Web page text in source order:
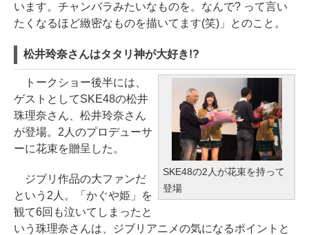
います。チャンバラみたいなものを。なんで? って言い
たくなるほど緻密なものを描いてます(笑)」とのこと。
松井玲奈さんはタタリ神が大好き!?
SKE48の2人が花束を持って
登場
トークショー後半には、
ゲストとしてSKE48の松井
珠理奈さん、松井玲奈さん
が登場。2人のプロデューサ
ーに花束を贈呈した。
ジブリ作品の大ファンだ
という2人。「かぐや姫」を
観て6回も泣いてしまったと
いう珠理奈さんは、ジブリアニメの気になるポイントと